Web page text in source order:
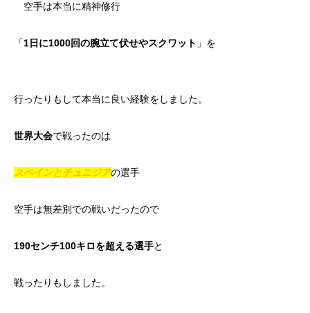
空手は本当に精神修行
「1日に1000回の腕立て伏せやスクワット 」を
行ったりもして本当に良い経験をしました。
世界大会で戦ったのは
スペインとチュニジアの選手
空手は無差別での戦いだったので
190センチ100キロを超える選手と
戦ったりもしました。